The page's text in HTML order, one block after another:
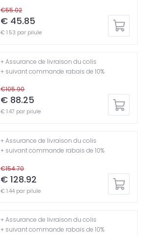
€55.02
€ 45.85
€ 1.53 par pilule
€105.90
€ 88.25
€ 1.47 par pilule
+ Assurance de livraison du colis
+ suivant commande rabais de 10%
€154.70
€ 128.92
€ 1.44 par pilule
+ Assurance de livraison du colis
+ suivant commande rabais de 10%
+ Assurance de livraison du colis
+ suivant commande rabais de 10%